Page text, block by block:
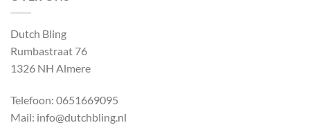
Dutch Bling
Rumbastraat 76
1326 NH Almere
Telefoon: 0651669095
Mail: info@dutchbling.nl